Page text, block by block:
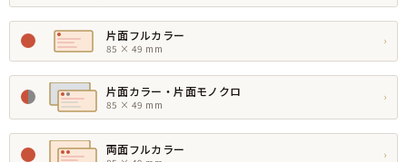
片面フルカラー
85 × 49 mm
›
片面カラー・片面モノクロ
85 × 49 mm
›
両面フルカラー ›